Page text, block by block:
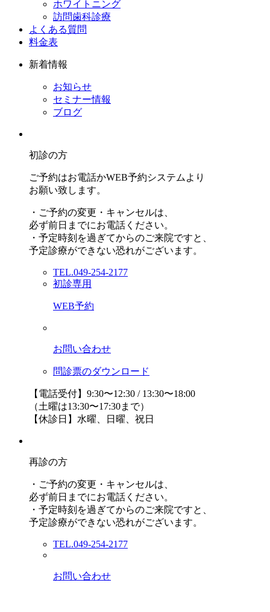
ホワイトニング
訪問歯科診療
よくある質問
料金表
新着情報
お知らせ
セミナー情報
ブログ
初診の方
ご予約はお電話かWEB予約システムより
お願い致します。
・ご予約の変更・キャンセルは、
必ず前日までにお電話ください。
・予定時刻を過ぎてからのご来院ですと、
予定診療ができない恐れがございます。
TEL.049-254-2177
初診専用
WEB予約
お問い合わせ
問診票のダウンロード
【電話受付】9:30〜12:30 / 13:30〜18:00
（土曜は13:30〜17:30まで）
【休診日】水曜、日曜、祝日
再診の方
・ご予約の変更・キャンセルは、
必ず前日までにお電話ください。
・予定時刻を過ぎてからのご来院ですと、
予定診療ができない恐れがございます。
TEL.049-254-2177
お問い合わせ